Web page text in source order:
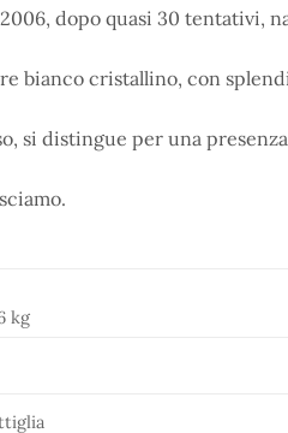
dopo quasi 30 tentativi,
bianco cristallino, con
si distingue per una
kg